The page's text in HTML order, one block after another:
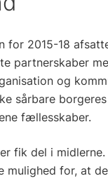
for 2015-18
partnerskaber
og
sårbare
fællesskaber.
fik del i
mulighed for, at